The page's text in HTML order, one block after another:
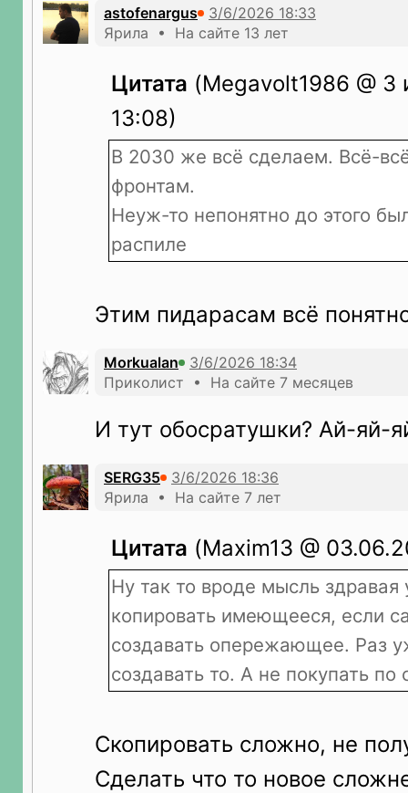
astofenargus
Ярила • На сайте 13 лет
Цитата (Megavolt1986 @
13:08)
В 2030 же всё сделаем. Всё-
фронтам.
Неуж-то непонятно до этого
распиле
Этим пидарасам всё
Morkualan
Приколист • На сайте 7 месяцев
И тут обосратушки? Ай-яй-
SERG35
Ярила • На сайте 7 лет
Цитата (Maxim13 @
Ну так то вроде мысль
копировать имеющееся, если
создавать опережающее. Раз
создавать то. А не покупать по
Скопировать сложно, не
Сделать что то новое